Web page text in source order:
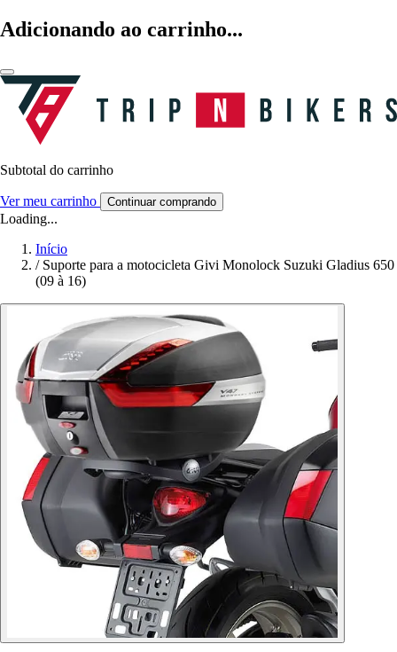
Adicionando ao carrinho...
Subtotal do carrinho
Ver meu carrinho Continuar comprando
Loading...
Início
/ Suporte para a motocicleta Givi Monolock Suzuki Gladius 650
(09 à 16)